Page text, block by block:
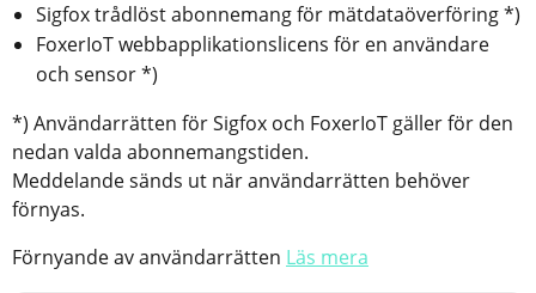
Sigfox trådlöst abonnemang för mätdataöverföring *)
FoxerIoT webbapplikationslicens för en användare
och sensor *)
*) Användarrätten för Sigfox och FoxerIoT gäller för den
nedan valda abonnemangstiden.
Meddelande sänds ut när användarrätten behöver
förnyas.
Förnyande av användarrätten Läs mera